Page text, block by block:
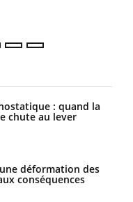
: quand la
chute au lever
déformation des
conséquences